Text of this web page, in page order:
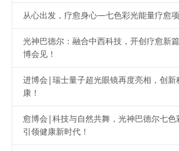
从心出发，疗愈身心—七色彩光能量疗愈
光神巴德尔：融合中西科技，开创疗愈新
博会见！
进博会|瑞士量子超光眼镜再度亮相，创新
康！
愈博会|科技与自然共舞，光神巴德尔七色
引领健康新时代！